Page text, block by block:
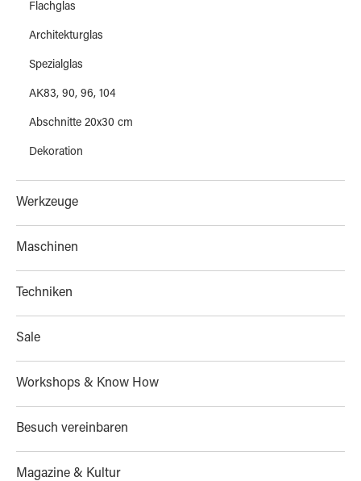
Flachglas
Architekturglas
Spezialglas
AK83, 90, 96, 104
Abschnitte 20x30 cm
Dekoration
Werkzeuge
Maschinen
Techniken
Sale
Workshops & Know How
Besuch vereinbaren
Magazine & Kultur